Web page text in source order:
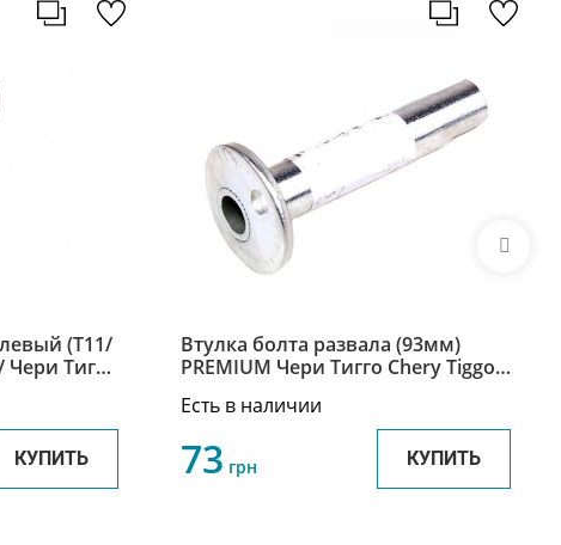
(T11/
Чери Тигго
КУПИТЬ
Втулка болта развала (93мм)
PREMIUM Чери Тигго Chery Tiggo
Есть в наличии
73 грн КУПИТЬ